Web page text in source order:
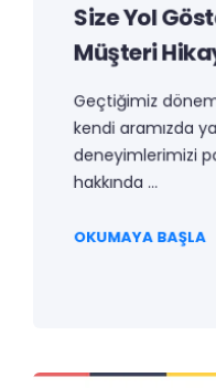
Size Yol
Müşteri
Geçtiğimiz
kendi aramızda
deneyimlerimizi
hakkında ...
OKUMAYA BAŞLA